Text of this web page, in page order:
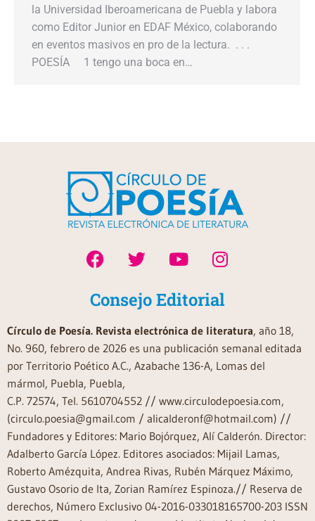
la Universidad Iberoamericana de Puebla y labora
como Editor Junior en EDAF México, colaborando
en eventos masivos en pro de la lectura. . . .
POESÍA 1 tengo una boca en…
Consejo Editorial
Círculo de Poesía. Revista electrónica de literatura, año 18,
No. 960, febrero de 2026 es una publicación semanal editada
por Territorio Poético A.C., Azabache 136-A, Lomas del
mármol, Puebla, Puebla,
C.P. 72574, Tel. 5610704552 // www.circulodepoesia.com,
(circulo.poesia@gmail.com / alicalderonf@hotmail.com) //
Fundadores y Editores: Mario Bojórquez, Alí Calderón. Director:
Adalberto García López. Editores asociados: Mijail Lamas,
Roberto Amézquita, Andrea Rivas, Rubén Márquez Máximo,
Gustavo Osorio de Ita, Zorian Ramírez Espinoza.// Reserva de
derechos, Número Exclusivo 04-2016-033018165700-203 ISSN